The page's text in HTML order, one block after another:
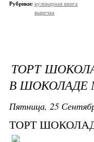
Рубрики: кулинарная книга
выпечка
ТОРТ
В ШОКОЛАДЕ
Пятница, 25
ТОРТ